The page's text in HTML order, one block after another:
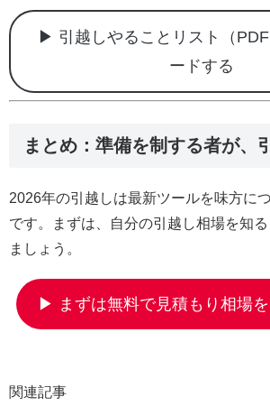
▶ 引越しやることリスト（
ードする
まとめ：準備を制する者が、
2026年の引越しは最新ツールを味方に
です。まずは、自分の引越し相場を知
ましょう。
▶ まずは無料で見積もり相場
関連記事